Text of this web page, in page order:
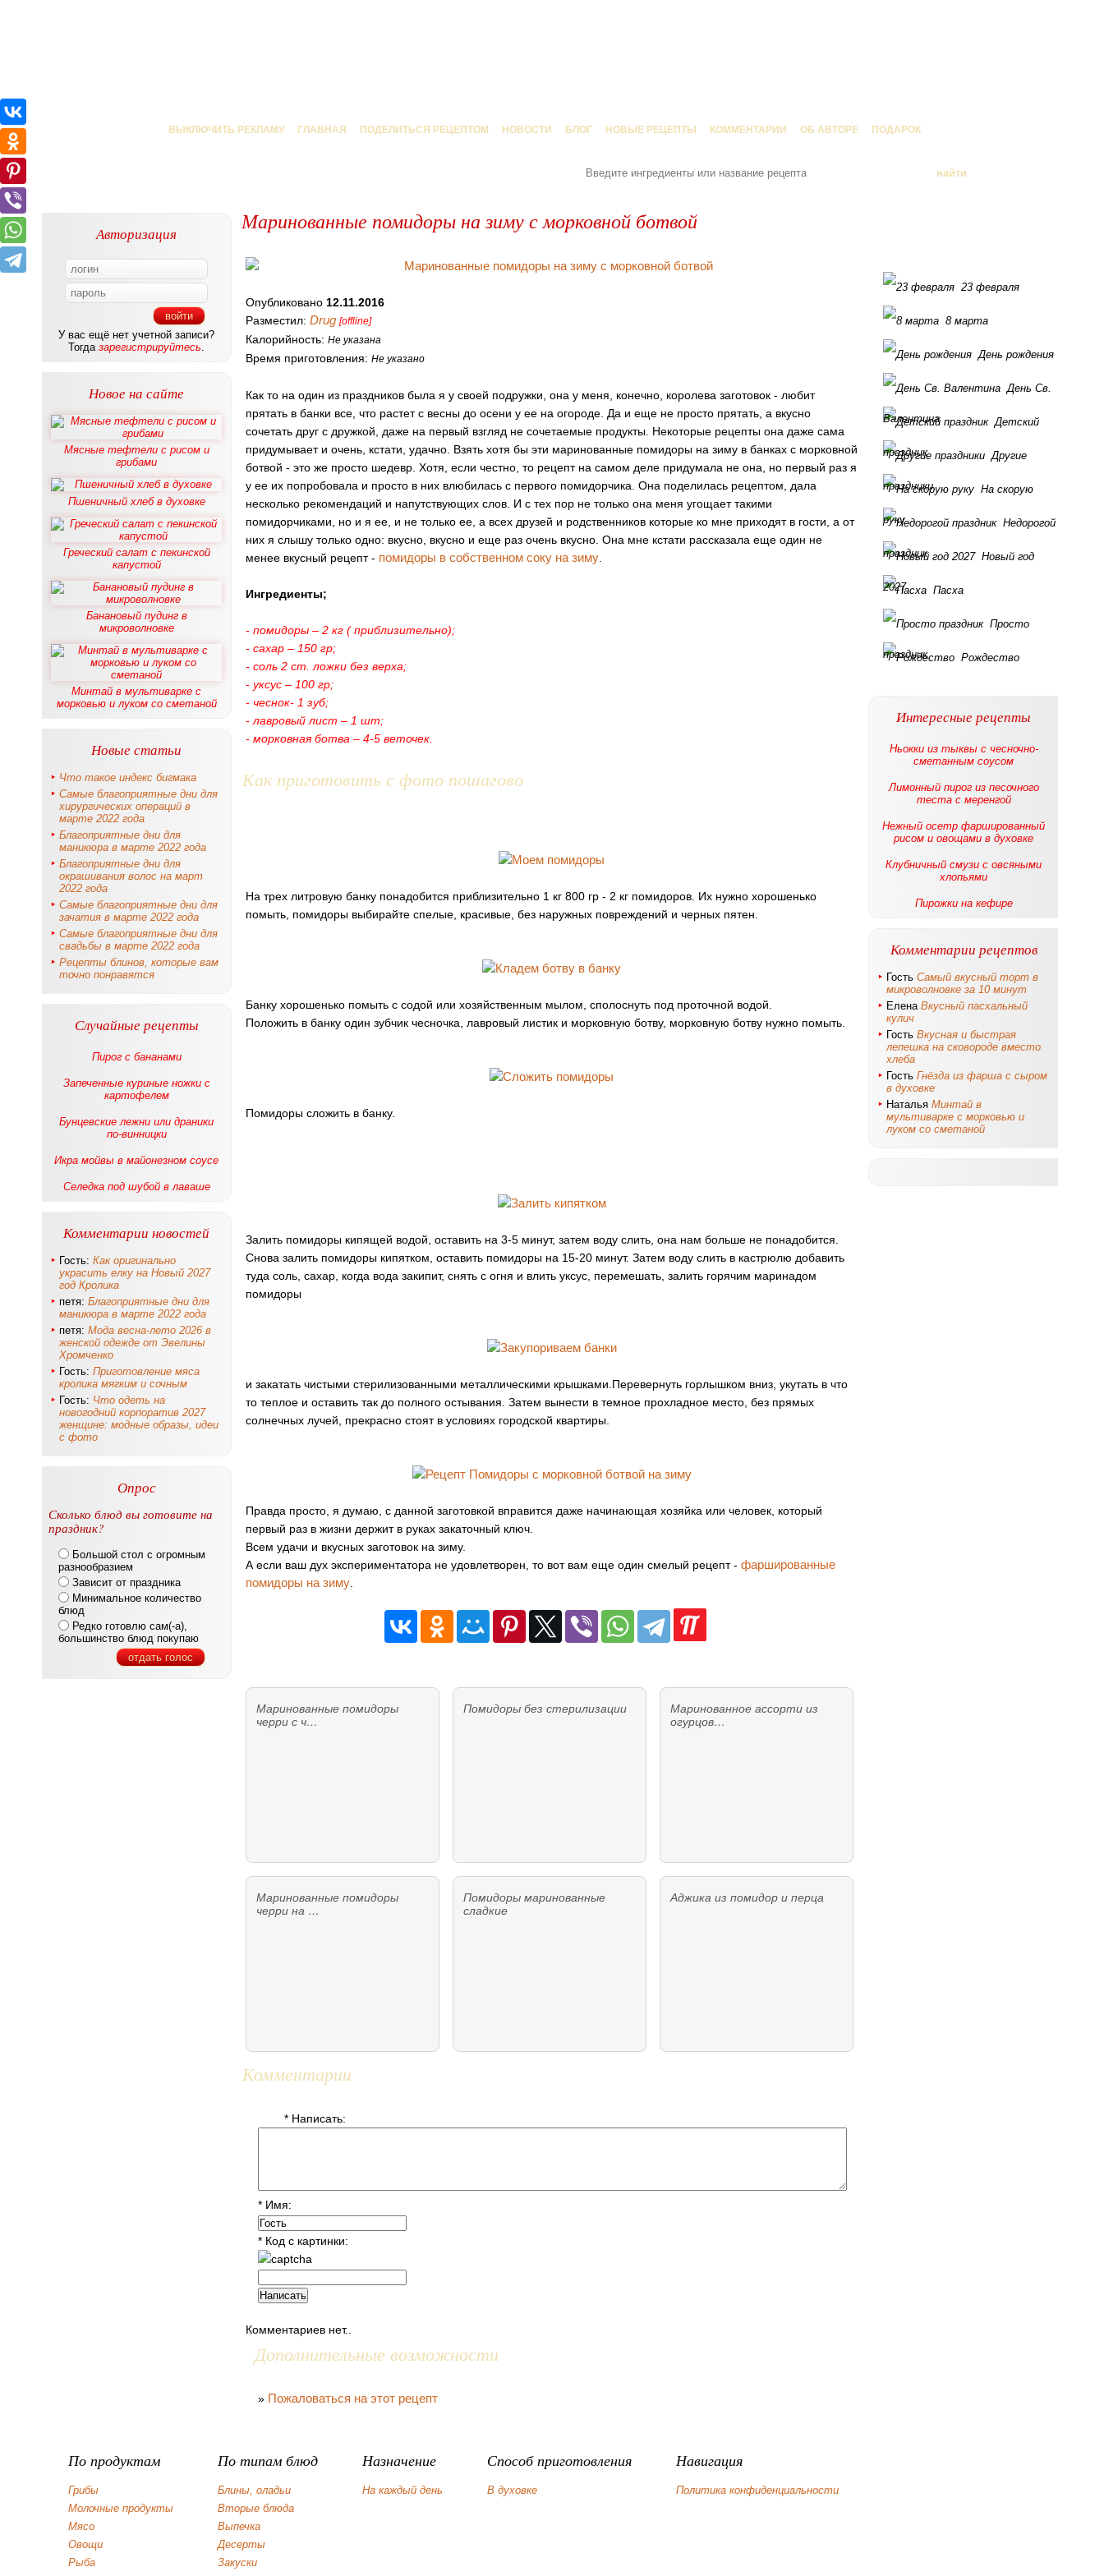
ВЫКЛЮЧИТЬ РЕКЛАМУ ГЛАВНАЯ ПОДЕЛИТЬСЯ РЕЦЕПТОМ НОВОСТИ БЛОГ НОВЫЕ РЕЦЕПТЫ КОММЕНТАРИИ ОБ АВТОРЕ ПОДАРОК
Авторизация
У вас ещё нет учетной записи?
Тогда зарегистрируйтесь.
Новое на сайте
Мясные тефтели с рисом и
грибами
Пшеничный хлеб в духовке
Греческий салат с пекинской
капустой
Банановый пудинг в
микроволновке
Минтай в мультиварке с
морковью и луком со сметаной
Новые статьи
Что такое индекс бигмака
Самые благоприятные дни для
хирургических операций в
марте 2022 года
Благоприятные дни для
маникюра в марте 2022 года
Благоприятные дни для
окрашивания волос на март
2022 года
Самые благоприятные дни для
зачатия в марте 2022 года
Самые благоприятные дни для
свадьбы в марте 2022 года
Рецепты блинов, которые вам
точно понравятся
Случайные рецепты
Пирог с бананами
Запеченные куриные ножки с
картофелем
Бунцевские лежни или драники
по-винницки
Икра мойвы в майонезном соусе
Селедка под шубой в лаваше
Комментарии новостей
Гость: Как оригинально
украсить елку на Новый 2027
год Кролика
петя: Благоприятные дни для
маникюра в марте 2022 года
петя: Мода весна-лето 2026 в
женской одежде от Эвелины
Хромченко
Гость: Приготовление мяса
кролика мягким и сочным
Гость: Что одеть на
новогодний корпоратив 2027
женщине: модные образы, идеи
с фото
Опрос
Сколько блюд вы готовите на
праздник?
разнообразием
Зависит от праздника
блюд
большинство блюд покупаю
отдать голос
Маринованные помидоры на зиму с морковной ботвой
Опубликовано 12.11.2016
Разместил: Drug [offline]
Калорийность: Не указана
Время приготовления: Не указано
Как то на один из праздников была я у своей подружки, она у меня, конечно, королева заготовок - любит
прятать в банки все, что растет с весны до осени у ее на огороде. Да и еще не просто прятать, а вкусно
сочетать друг с дружкой, даже на первый взгляд не сочетаемые продукты. Некоторые рецепты она даже сама
придумывает и очень, кстати, удачно. Взять хотя бы эти маринованные помидоры на зиму в банках с морковной
ботвой - это же просто шедевр. Хотя, если честно, то рецепт на самом деле придумала не она, но первый раз я
у ее их попробовала и просто в них влюбилась с первого помидорчика. Она поделилась рецептом, дала
несколько рекомендаций и напутствующих слов. И с тех пор не только она меня угощает такими
помидорчиками, но и я ее, и не только ее, а всех друзей и родственников которые ко мне приходят в гости, а от
них я слышу только одно: вкусно, вкусно и еще раз очень вкусно. Она мне кстати рассказала еще один не
менее вкусный рецепт - помидоры в собственном соку на зиму
Ингредиенты;
- помидоры – 2 кг ( приблизительно);
- сахар – 150 гр;
- соль 2 ст. ложки без верха;
- уксус – 100 гр;
- чеснок- 1 зуб;
- лавровый лист – 1 шт;
- морковная ботва – 4-5 веточек.
Как приготовить с фото пошагово
На трех литровую банку понадобится приблизительно 1 кг 800 гр - 2 кг помидоров. Их нужно хорошенько
помыть, помидоры выбирайте спелые, красивые, без наружных повреждений и черных пятен.
Банку хорошенько помыть с содой или хозяйственным мылом, сполоснуть под проточной водой.
Положить в банку один зубчик чесночка, лавровый листик и морковную ботву, морковную ботву нужно помыть.
Помидоры сложить в банку.
Залить помидоры кипящей водой, оставить на 3-5 минут, затем воду слить, она нам больше не понадобится.
Снова залить помидоры кипятком, оставить помидоры на 15-20 минут. Затем воду слить в кастрюлю добавить
туда соль, сахар, когда вода закипит, снять с огня и влить уксус, перемешать, залить горячим маринадом
помидоры
и закатать чистыми стерилизованными металлическими крышками.Перевернуть горлышком вниз, укутать в что
то теплое и оставить так до полного остывания. Затем вынести в темное прохладное место, без прямых
солнечных лучей, прекрасно стоят в условиях городской квартиры.
Правда просто, я думаю, с данной заготовкой вправится даже начинающая хозяйка или человек, который
первый раз в жизни держит в руках закаточный ключ.
Всем удачи и вкусных заготовок на зиму.
А если ваш дух экспериментатора не удовлетворен, то вот вам еще один смелый рецепт - фаршированные
помидоры на зиму
Маринованные помидоры
черри с ч…
Помидоры без стерилизации
Маринованное ассорти из
огурцов…
Маринованные помидоры
черри на …
Помидоры маринованные
сладкие
Аджика из помидор и перца
Комментарии
* Написать:
* Имя:
* Код с картинки:
Комментариев нет..
Дополнительные возможности
» Пожаловаться на этот рецепт
23 февраля
8 марта
День рождения
День Св.
Валентина Детский
праздник Другие
праздники На скорую
руку Недорогой
праздник Новый год
2027 Пасха
Просто
праздник Рождество
Интересные рецепты
Ньокки из тыквы с чесночно-
сметанным соусом
Лимонный пирог из песочного
теста с меренгой
Нежный осетр фаршированный
рисом и овощами в духовке
Клубничный смузи с овсяными
хлопьями
Пирожки на кефире
Комментарии рецептов
Гость Самый вкусный торт в
микроволновке за 10 минут
Елена Вкусный пасхальный
кулич
Гость Вкусная и быстрая
лепешка на сковороде вместо
хлеба
Гость Гнёзда из фарша с сыром
в духовке
Наталья Минтай в
мультиварке с морковью и
луком со сметаной
По продуктам
Грибы
Молочные продукты
Мясо
Овощи
Рыба
По типам блюд
Блины, оладьи
Вторые блюда
Выпечка
Десерты
Закуски
Назначение
На каждый день
Способ приготовления
В духовке
Навигация
Политика конфиденциальности